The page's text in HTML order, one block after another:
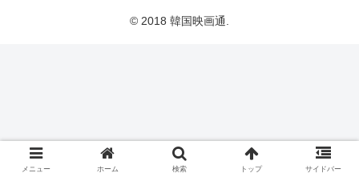
© 2018 韓国映画通.
メニュー ホーム 検索 トップ サイドバー